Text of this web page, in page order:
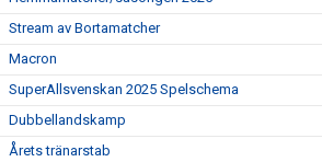
Stream av Bortamatcher
Macron
SuperAllsvenskan 2025 Spelschema
Dubbellandskamp
Årets tränarstab